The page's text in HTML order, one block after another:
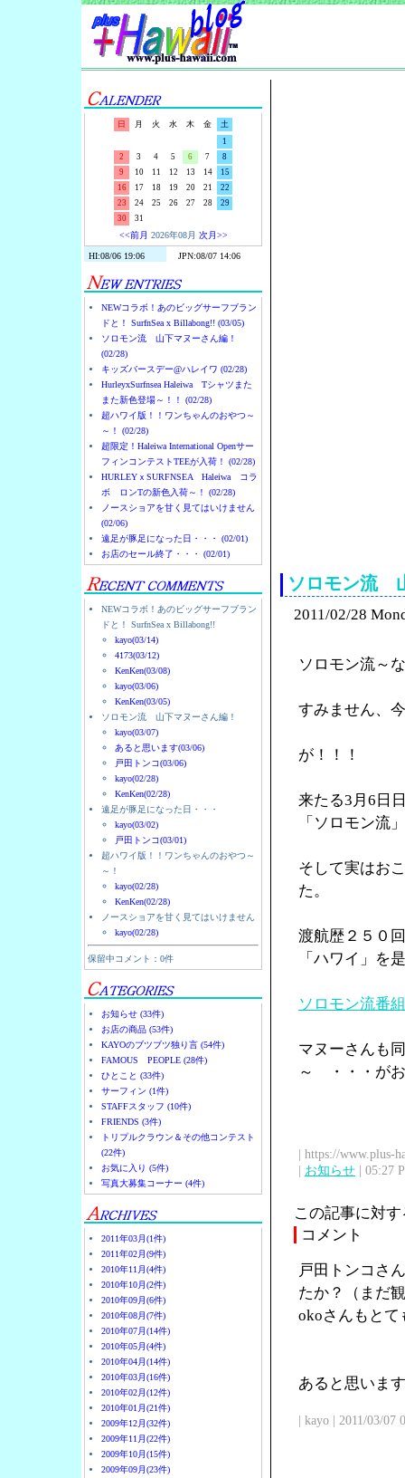
日 月 火 水 木 金
土
1
2
3 4 5 6 7
8
9
10 11 12 13 14
15
16
17 18 19 20 21
22
23
24 25 26 27 28
29
30
31
<<前月 2026年08月 次月>>
NEWコラボ！あのビッグサーフブラン
ドと！ SurfnSea x Billabong!! (03/05)
ソロモン流 山下マヌーさん編！
(02/28)
キッズバースデー@ハレイワ (02/28)
HurleyxSurfnsea Haleiwa Tシャツまた
また新色登場～！！ (02/28)
超ハワイ版！！ワンちゃんのおやつ～
～！ (02/28)
超限定！Haleiwa International Openサー
フィンコンテストTEEが入荷！ (02/28)
HURLEYｘSURFNSEA Haleiwa コラ
ボ ロンTの新色入荷～！ (02/28)
ノースショアを甘く見てはいけません
(02/06)
遠足が豚足になった日・・・ (02/01)
お店のセール終了・・・ (02/01)
NEWコラボ！あのビッグサーフブラン
ドと！ SurfnSea x Billabong!!
kayo(03/14)
4173(03/12)
KenKen(03/08)
kayo(03/06)
KenKen(03/05)
ソロモン流 山下マヌーさん編！
kayo(03/07)
あると思います(03/06)
戸田トンコ(03/06)
kayo(02/28)
KenKen(02/28)
遠足が豚足になった日・・・
kayo(03/02)
戸田トンコ(03/01)
超ハワイ版！！ワンちゃんのおやつ～
～！
kayo(02/28)
KenKen(02/28)
ノースショアを甘く見てはいけません
kayo(02/28)
保留中コメント：0件
お知らせ (33件)
お店の商品 (53件)
KAYOのブツブツ独り言 (54件)
FAMOUS PEOPLE (28件)
ひとこと (33件)
サーフィン (1件)
STAFFスタッフ (10件)
FRIENDS (3件)
トリプルクラウン＆その他コンテスト
(22件)
お気に入り (5件)
写真大募集コーナー (4件)
2011年03月(1件)
2011年02月(9件)
2010年11月(4件)
2010年10月(2件)
2010年09月(6件)
2010年08月(7件)
2010年07月(14件)
2010年05月(4件)
2010年04月(14件)
2010年03月(16件)
2010年02月(12件)
2010年01月(21件)
2009年12月(32件)
2009年11月(22件)
2009年10月(15件)
2009年09月(23件)
ソロモン流
2011/02/28
ソロモン流～
すみません、
が！！！
来たる3月6日
「ソロモン流
そして実はお
た。
渡航歴２５０
「ハワイ」を
ソロモン流番
マヌーさんも
～ ・・・がお
| https://www.plus-
| お知らせ | 05:27
この記事に対
コメント
戸田トンコさ
たか？（まだ
okoさんもとて
あると思いま
| kayo | 2011/03/07